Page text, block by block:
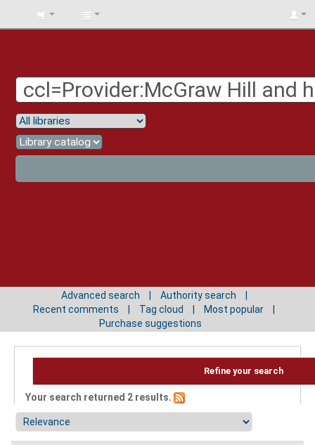
BIBLIOTECA
Advanced search
Authority search
Recent comments
Tag cloud
Most popular
Purchase suggestions
Refine your search
Your search returned 2 results.